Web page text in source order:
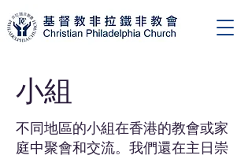
小組
不同地區的小組在香港的教會或家
庭中聚會和交流。我們還在主日崇